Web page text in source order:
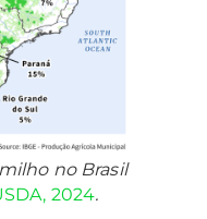
no Brasil
2024.